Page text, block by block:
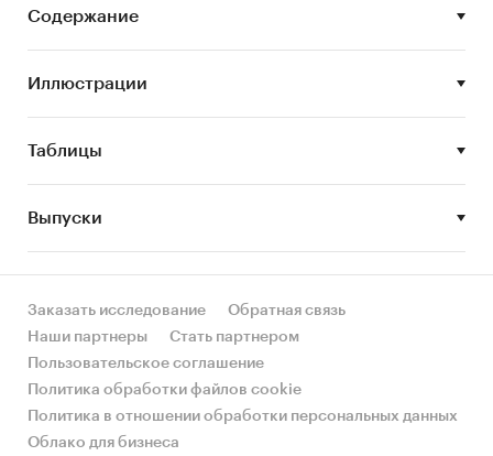
области
автошкол в Москве и Московской области
Составление прогноза развития рынка до
Основные блоки исследования
Источники информации
Содержание
Иллюстрации
Таблицы
Выпуски
Заказать исследование
Обратная связь
Наши партнеры
Стать партнером
Пользовательское соглашение
Политика обработки файлов cookie
Политика в отношении обработки персональных данных
Облако для бизнеса